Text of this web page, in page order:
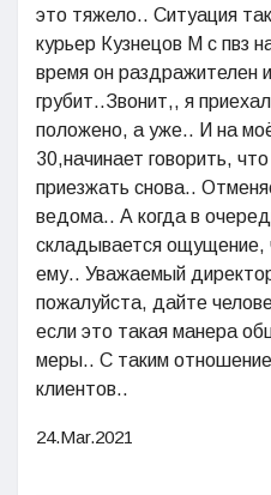
это тяжело.. Ситуация
курьер Кузнецов М с пвз
время он раздражителен
грубит..Звонит,, я
положено, а уже.. И на
30,начинает говорить,
приезжать снова..
ведома.. А когда в
складывается ощущение,
ему.. Уважаемый
пожалуйста, дайте
если это такая манера
меры.. С таким
клиентов..
24.Mar.2021